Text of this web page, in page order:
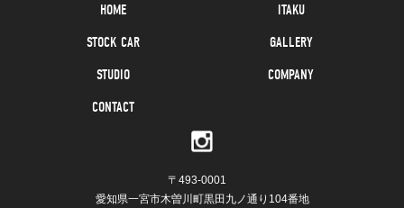
HOME
ITAKU
STOCK CAR
GALLERY
STUDIO
COMPANY
CONTACT
〒493-0001
愛知県一宮市木曽川町黒田九ノ通り104番地